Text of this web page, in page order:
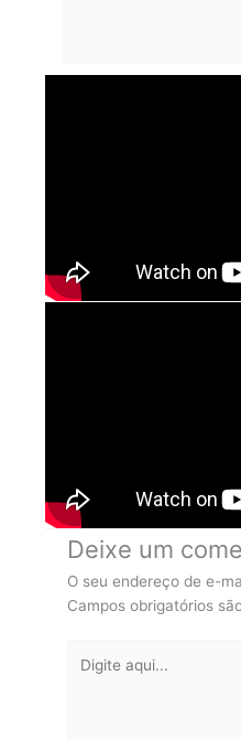
Deixe um
O seu endereço de e-
Campos obrigatórios
aqui...